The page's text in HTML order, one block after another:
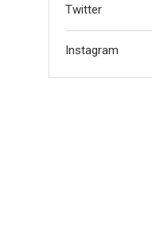
Twitter
Instagram